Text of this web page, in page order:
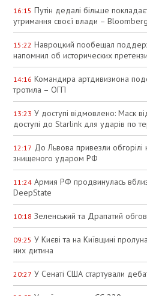
16:15 Путін дедалі більше
утримання своєї влади – Bloomberg
15:22 Навроцкий пообещал
напомнил об исторических
14:16 Командира артдивизиона
тротила – ОГП
13:23 У доступі відмовлено: Маск
доступі до Starlink для ударів по
12:17 До Львова привезли обгорілі
знищеного ударом РФ
11:24 Армия РФ продвинулась
DeepState
10:18 Зеленський та Драпатий
09:25 У Києві та на Київщині
них дитина
20:27 У Сенаті США стартували